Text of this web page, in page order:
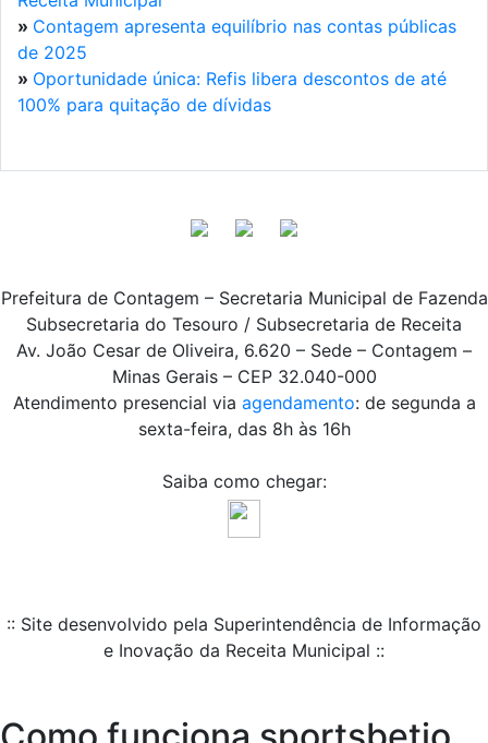
» Contagem apresenta equilíbrio nas contas públicas
de 2025
» Oportunidade única: Refis libera descontos de até
100% para quitação de dívidas
Prefeitura de Contagem – Secretaria Municipal de Fazenda
Subsecretaria do Tesouro / Subsecretaria de Receita
Av. João Cesar de Oliveira, 6.620 – Sede – Contagem –
Minas Gerais – CEP 32.040-000
Atendimento presencial via agendamento: de segunda a
sexta-feira, das 8h às 16h
Saiba como chegar:
:: Site desenvolvido pela Superintendência de Informação
e Inovação da Receita Municipal ::